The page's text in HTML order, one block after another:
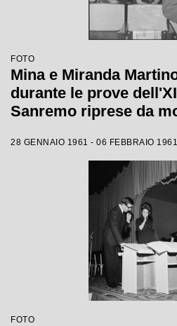
FOTO
Mina e Miranda
durante le prove
Sanremo riprese da
28 GENNAIO 1961 - 06 FEBBRAIO 1961
FOTO